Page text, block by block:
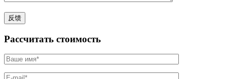
Рассчитать стоимость